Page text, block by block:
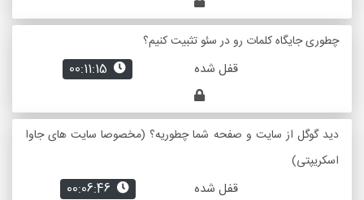
چطوری جایگاه کلمات رو در سئو تثبیت کنیم؟
قفل شده
دید گوگل از سایت و صفحه شما چطوریه؟ (مخصوصا سایت های جاوا
اسکریپتی)
قفل شده